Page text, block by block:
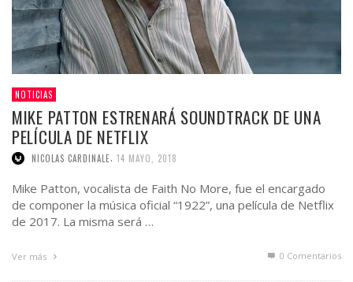
NOTICIAS
MIKE PATTON ESTRENARÁ SOUNDTRACK DE UNA
PELÍCULA DE NETFLIX
NICOLAS CARDINALE, 14 MAYO, 2018
Mike Patton, vocalista de Faith No More, fue el encargado
de componer la música oficial “1922”, una película de Netflix
de 2017. La misma será …
Ver más 0 Comentarios